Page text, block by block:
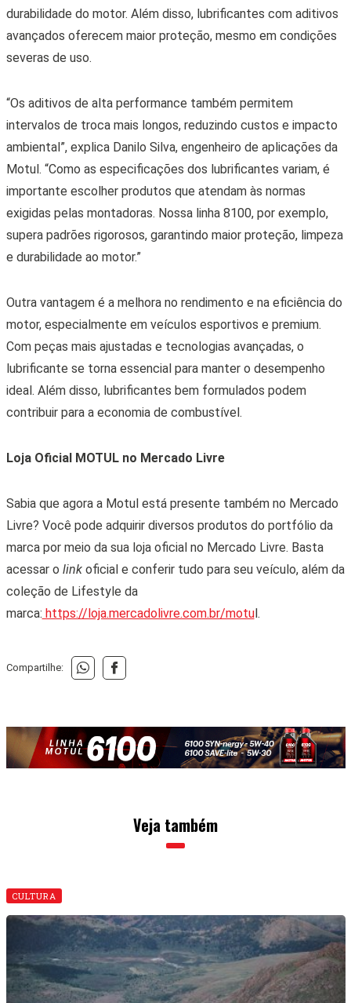
durabilidade do motor. Além disso, lubrificantes com aditivos
avançados oferecem maior proteção, mesmo em condições
severas de uso.
“Os aditivos de alta performance também permitem
intervalos de troca mais longos, reduzindo custos e impacto
ambiental”, explica Danilo Silva, engenheiro de aplicações da
Motul. “Como as especificações dos lubrificantes variam, é
importante escolher produtos que atendam às normas
exigidas pelas montadoras. Nossa linha 8100, por exemplo,
supera padrões rigorosos, garantindo maior proteção, limpeza
e durabilidade ao motor.”
Outra vantagem é a melhora no rendimento e na eficiência do
motor, especialmente em veículos esportivos e premium.
Com peças mais ajustadas e tecnologias avançadas, o
lubrificante se torna essencial para manter o desempenho
ideal. Além disso, lubrificantes bem formulados podem
contribuir para a economia de combustível.
Loja Oficial MOTUL no Mercado Livre
Sabia que agora a Motul está presente também no Mercado
Livre? Você pode adquirir diversos produtos do portfólio da
marca por meio da sua loja oficial no Mercado Livre. Basta
acessar o linkoficial e conferir tudo para seu veículo, além da
coleção de Lifestyle da
marca: https://loja.mercadolivre.com.br/motul.
Compartilhe:
Veja também
CULTURA